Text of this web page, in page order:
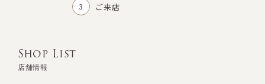
ご来店
Shop List
店舗情報